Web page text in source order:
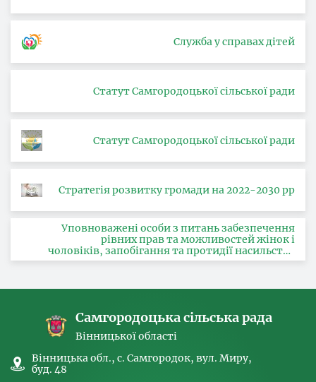
Служба у справах дітей
Статут Самгородоцької сільської ради
Статут Самгородоцької сільської ради
Стратегія розвитку громади на 2022-2030 рр
Уповноважені особи з питань забезпечення
рівних прав та можливостей жінок і
чоловіків, запобігання та протидії насильству
за ознакою статі, з питань здійснення заходів,
Самгородоцька сільська рада
Вінницької області
Вінницька обл., с. Самгородок, вул. Миру,
буд. 48